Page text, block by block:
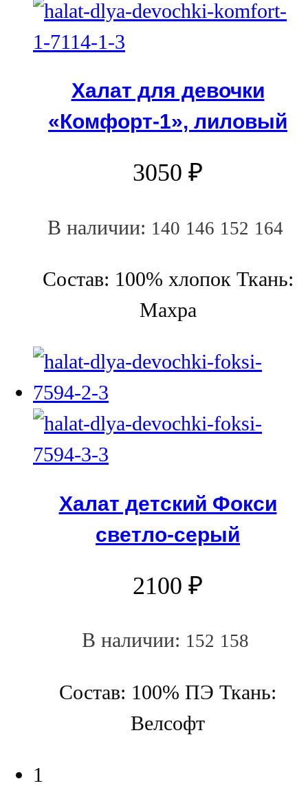
Халат для девочки
«Комфорт-1», лиловый
3050 ₽
В наличии: 140 146 152 164
Состав: 100% хлопок Ткань:
Махра
Халат детский Фокси
светло-серый
2100 ₽
В наличии: 152 158
Состав: 100% ПЭ Ткань:
Велсофт
1